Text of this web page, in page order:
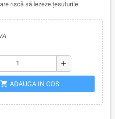
riscă să lezeze țesuturile.
add
shopping_cart ADAUGA IN COS